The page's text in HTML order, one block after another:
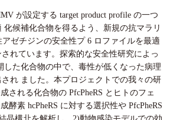
が設定する target product profile の一つ
化候補化合物を得るよう、新規の抗マラリ
ゼチジンの安全性プ 6 ロファイルを最適
れています。探索的な安全性研究によっ
した化合物の中で、毒性が低くなった病理
れ ました。本プロジェクトでの我々の研
される化合物の PfcPheRS とヒトのフェ
酵素 hcPheRS に対する選択性や PfcPheRS